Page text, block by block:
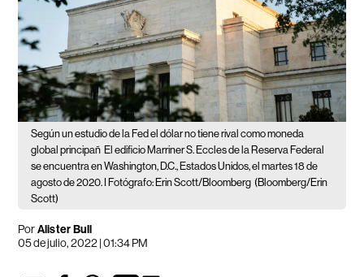
Según un estudio de la Fed el dólar no tiene rival como moneda
global principañ El edificio Marriner S. Eccles de la Reserva Federal
se encuentra en Washington, D.C., Estados Unidos, el martes 18 de
agosto de 2020. I Fotógrafo: Erin Scott/Bloomberg (Bloomberg/Erin
Scott)
PorAlister Bull
05 de julio, 2022 | 01:34 PM